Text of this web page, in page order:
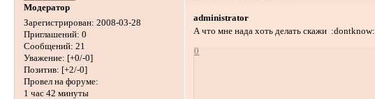
Модератор
Зарегистрирован: 2008-03-28
Приглашений: 0
Сообщений: 21
Уважение: [+0/-0]
Позитив: [+2/-0]
Провел на форуме:
1 час 42 минуты
administrator
А что мне нада хоть делать скажи :dontknow:
0